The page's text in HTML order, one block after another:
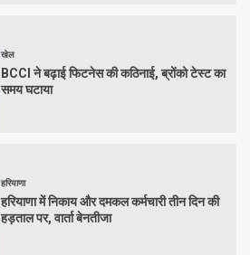
खेल
BCCI ने बढ़ाई फिटनेस की कठिनाई, ब्रोंको टेस्ट का
समय घटाया
हरियाणा
हरियाणा में निकाय और दमकल कर्मचारी तीन दिन की
हड़ताल पर, वार्ता बेनतीजा